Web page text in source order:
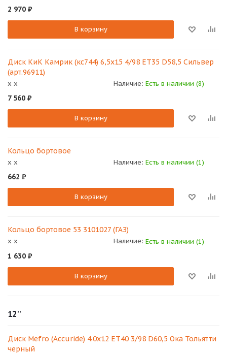
2 970 ₽
В корзину
Диск КиК Камрик (кс744) 6,5х15 4/98 ET35 D58,5 Сильвер
(арт.96911)
x x Наличие: Есть в наличии (8)
7 560 ₽
В корзину
Кольцо бортовое
x x Наличие: Есть в наличии (1)
662 ₽
В корзину
Кольцо бортовое 53 3101027 (ГАЗ)
x x Наличие: Есть в наличии (1)
1 630 ₽
В корзину
12''
Диск Mefro (Accuride) 4.0х12 ЕТ40 3/98 D60,5 Ока Тольятти
черный